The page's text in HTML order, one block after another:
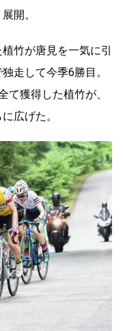
開。
竹が唐見を一気に引
走して今季6勝目。
て獲得した植竹が、
広げた。